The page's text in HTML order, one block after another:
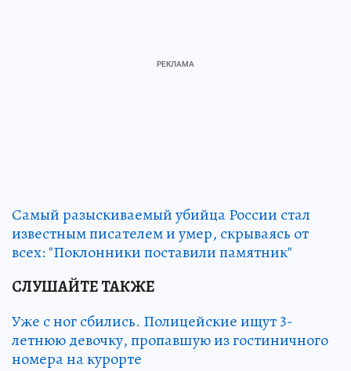
Самый разыскиваемый убийца России стал
известным писателем и умер, скрываясь от
всех: "Поклонники поставили памятник"
СЛУШАЙТЕ ТАКЖЕ
Уже с ног сбились. Полицейские ищут 3-
летнюю девочку, пропавшую из гостиничного
номера на курорте